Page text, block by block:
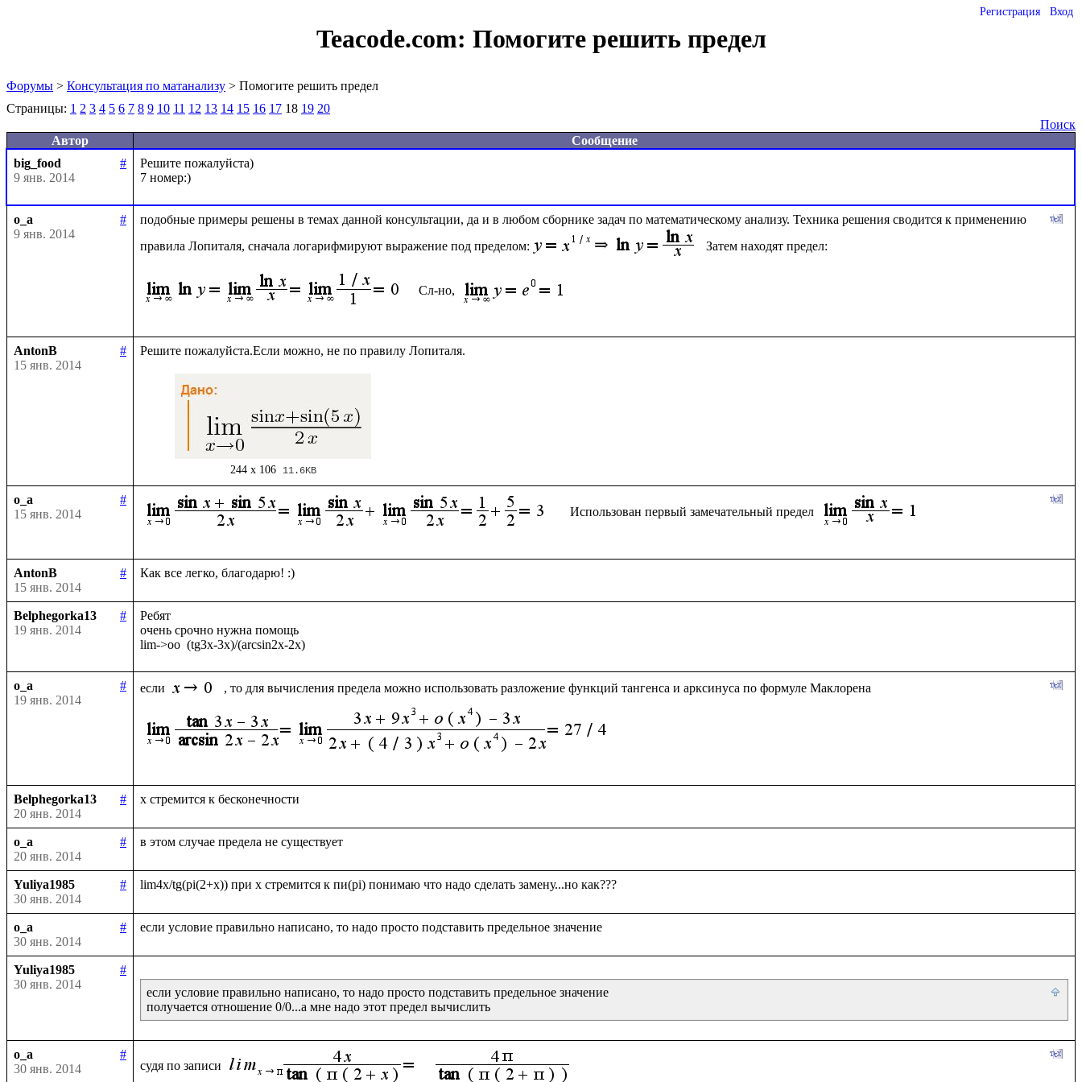
Регистрация Вход
Teacode.com: Помогите решить предел
Форумы > Консультация по матанализу > Помогите решить предел
Страницы: 1 2 3 4 5 6 7 8 9 10 11 12 13 14 15 16 17 18 19 20
Поиск
Автор
Сообщение
big_food
#
9 янв. 2014
Решите пожалуйста)
o_a
#
9 янв. 2014
подобные примеры решены в темах данной консультации, да и в любом сборнике задач по математическому анализу. Техника решения сводится к применению
правила Лопиталя, сначала логарифмируют выражение под пределом:
Затем находят предел:
Сл-но,
AntonB
#
15 янв. 2014
244 x 106 11.6KB
o_a
#
15 янв. 2014
Использован первый замечательный предел
AntonB
#
15 янв. 2014
Belphegorka13
#
19 янв. 2014
Ребят
очень срочно нужна помощь
o_a
#
19 янв. 2014
если
Belphegorka13
#
20 янв. 2014
o_a
#
20 янв. 2014
Yuliya1985
#
30 янв. 2014
o_a
#
30 янв. 2014
Yuliya1985
#
30 янв. 2014
если условие правильно написано, то надо просто подставить предельное значение
o_a
#
30 янв. 2014
судя по записи